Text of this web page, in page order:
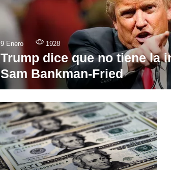
9 Enero 1928
Trump dice que no tiene la
Sam Bankman-Fried